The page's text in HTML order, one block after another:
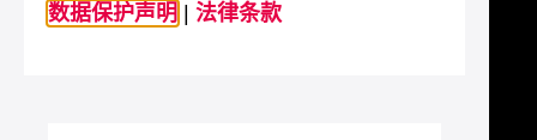
数据保护声明
法律条款